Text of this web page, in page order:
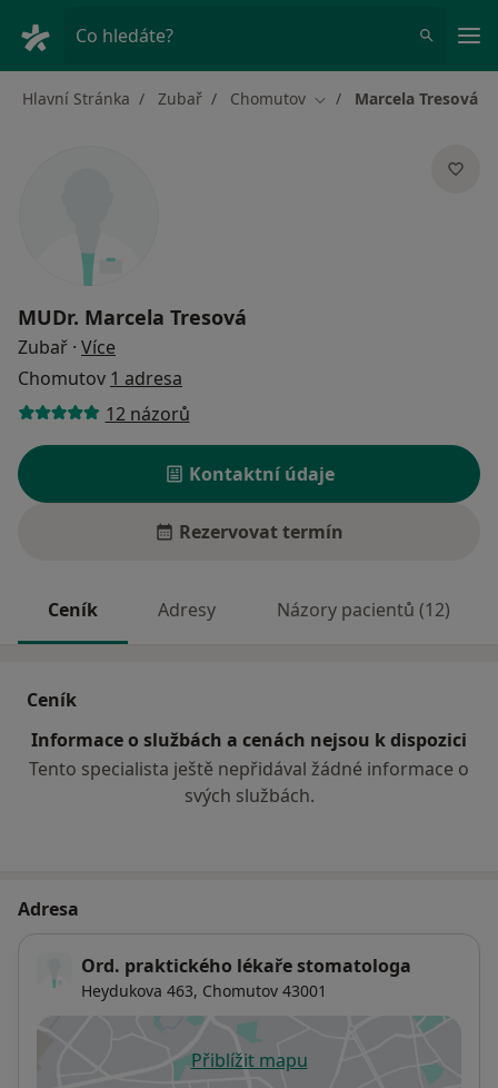
Co hledáte?
Hlavní Stránka Zubař Chomutov Změna města
Marcela Tresová
MUDr. Marcela Tresová
Zubař · Více
Chomutov 1 adresa
12 názorů
Kontaktní údaje
Rezervovat termín
Ceník Adresy Názory pacientů (12)
Ceník
Informace o službách a cenách nejsou k dispozici
Tento specialista ještě nepřidával žádné informace o
svých službách.
Adresa
Ord. praktického lékaře stomatologa
Heydukova 463, Chomutov 43001
Přiblížit mapuse otevře v nové záložce